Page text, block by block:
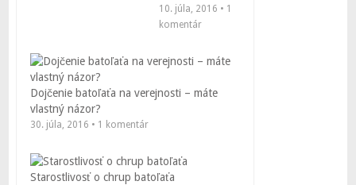
10. júla, 2016 • 1
komentár
Dojčenie batoľaťa na verejnosti – máte
vlastný názor?
30. júla, 2016 • 1 komentár
Starostlivosť o chrup batoľaťa